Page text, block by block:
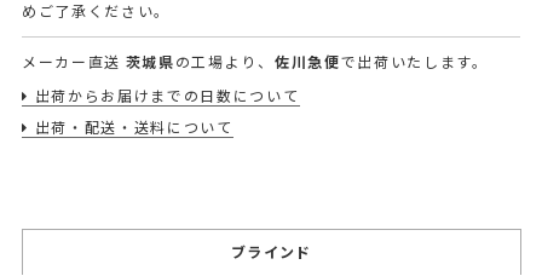
めご了承ください。
メーカー直送 茨城県 の工場より、 佐川急便で出荷いたします。
出荷からお届けまでの日数について
出荷・配送・送料について
ブラインド